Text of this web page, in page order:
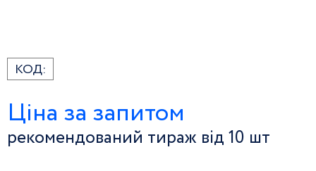
КОД:
Ціна за запитом
рекомендований тираж від 10 шт